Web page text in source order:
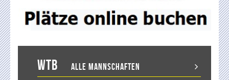
WTB Alle Mannschaften